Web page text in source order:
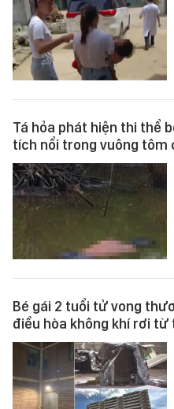
Tá hỏa phát hiện thi thể
tích nổi trong vuông tôm
Bé gái 2 tuổi tử vong
điều hòa không khí rơi